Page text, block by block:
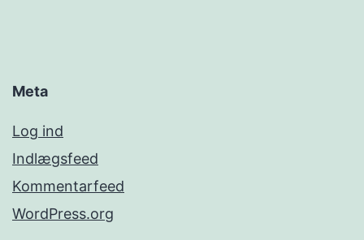
Meta
Log ind
Indlægsfeed
Kommentarfeed
WordPress.org